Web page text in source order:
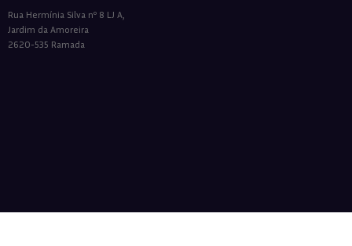
Rua Hermínia Silva nº 8 LJ A,
Jardim da Amoreira
2620-535 Ramada